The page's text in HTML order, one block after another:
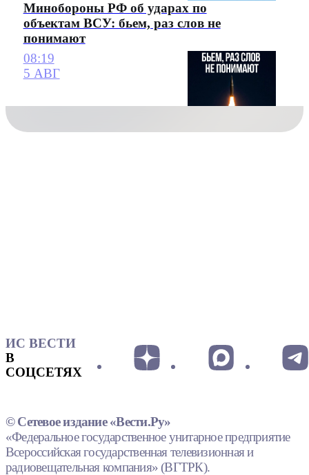
Минобороны РФ об ударах по
объектам ВСУ: бьем, раз слов не
понимают
08:19
5 АВГ
ИС ВЕСТИ
В
СОЦСЕТЯХ
© Сетевое издание «Вести.Ру»
«Федеральное государственное унитарное предприятие
Всероссийская государственная телевизионная и
радиовещательная компания» (ВГТРК).